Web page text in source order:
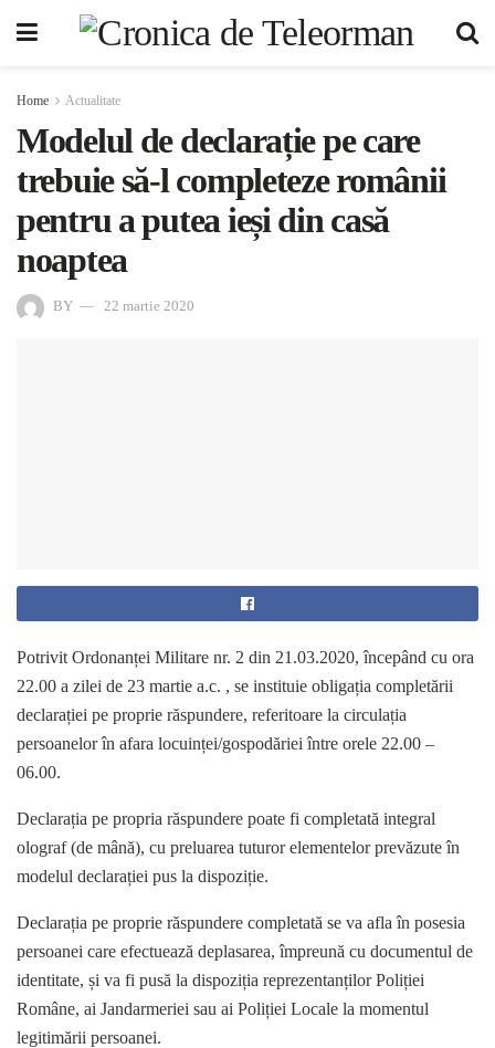
Home Actualitate
Modelul de declarație pe care
trebuie să-l completeze românii
pentru a putea ieși din casă
noaptea
BY 22 martie 2020
Potrivit Ordonanței Militare nr. 2 din 21.03.2020, începând cu ora
22.00 a zilei de 23 martie a.c. , se instituie obligația completării
declarației pe proprie răspundere, referitoare la circulația
persoanelor în afara locuinței/gospodăriei între orele 22.00 –
06.00.
Declarația pe propria răspundere poate fi completată integral
olograf (de mână), cu preluarea tuturor elementelor prevăzute în
modelul declarației pus la dispoziție.
Declarația pe proprie răspundere completată se va afla în posesia
persoanei care efectuează deplasarea, împreună cu documentul de
identitate, și va fi pusă la dispoziția reprezentanților Poliției
Române, ai Jandarmeriei sau ai Poliției Locale la momentul
legitimării persoanei.